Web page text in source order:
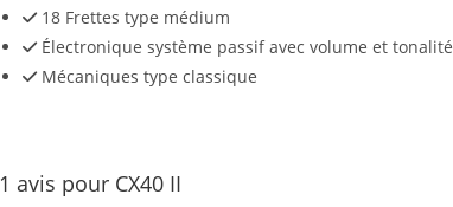
18 Frettes type médium
Électronique système passif avec volume et tonalité
Mécaniques type classique
1 avis pour CX40 II